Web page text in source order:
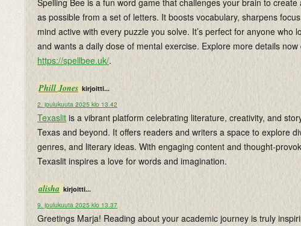
Spelling Bee is a fun word game that challenges your brain to create
as possible from a set of letters. It boosts vocabulary, sharpens
mind active with every puzzle you solve. It’s perfect for anyone who
and wants a daily dose of mental exercise. Explore more details now
https://spellbee.uk/.
Phill Jones kirjoitti...
2. joulukuuta 2025 klo 13.42
Texaslit is a vibrant platform celebrating literature, creativity, and
Texas and beyond. It offers readers and writers a space to explore
genres, and literary ideas. With engaging content and thought-
Texaslit inspires a love for words and imagination.
alisha kirjoitti...
9. joulukuuta 2025 klo 13.37
Greetings Marja! Reading about your academic journey is truly